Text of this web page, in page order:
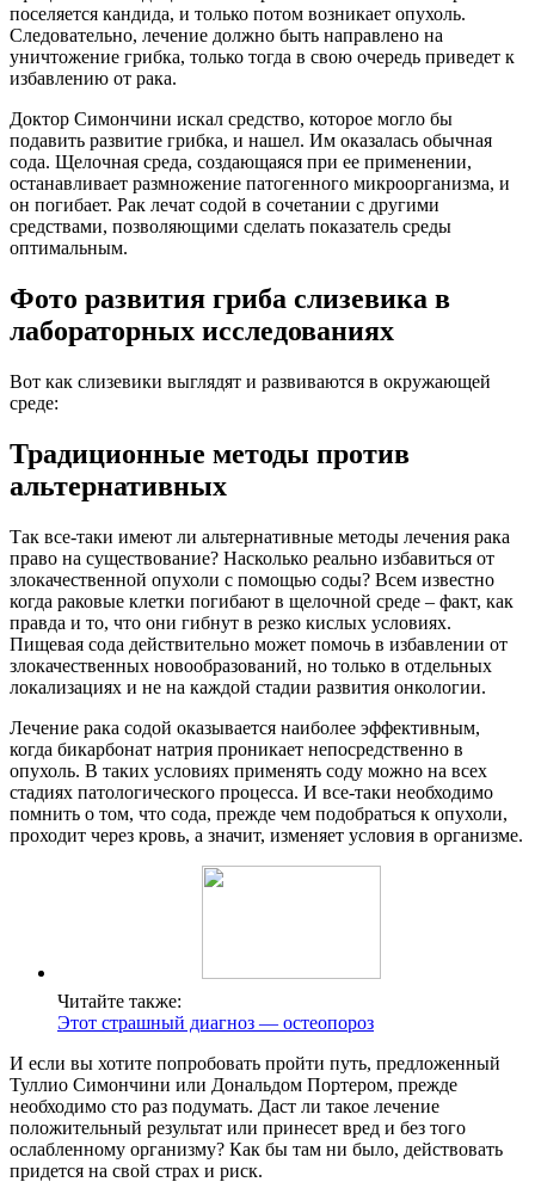
поселяется кандида, и только потом возникает опухоль.
Следовательно, лечение должно быть направлено на
уничтожение грибка, только тогда в свою очередь приведет к
избавлению от рака.
Доктор Симончини искал средство, которое могло бы
подавить развитие грибка, и нашел. Им оказалась обычная
сода. Щелочная среда, создающаяся при ее применении,
останавливает размножение патогенного микроорганизма, и
он погибает. Рак лечат содой в сочетании с другими
средствами, позволяющими сделать показатель среды
оптимальным.
Фото развития гриба слизевика в
лабораторных исследованиях
Вот как слизевики выглядят и развиваются в окружающей
среде:
Традиционные методы против
альтернативных
Так все-таки имеют ли альтернативные методы лечения рака
право на существование? Насколько реально избавиться от
злокачественной опухоли с помощью соды? Всем известно
когда раковые клетки погибают в щелочной среде – факт, как
правда и то, что они гибнут в резко кислых условиях.
Пищевая сода действительно может помочь в избавлении от
злокачественных новообразований, но только в отдельных
локализациях и не на каждой стадии развития онкологии.
Лечение рака содой оказывается наиболее эффективным,
когда бикарбонат натрия проникает непосредственно в
опухоль. В таких условиях применять соду можно на всех
стадиях патологического процесса. И все-таки необходимо
помнить о том, что сода, прежде чем подобраться к опухоли,
проходит через кровь, а значит, изменяет условия в организме.
Читайте также:
Этот страшный диагноз — остеопороз
И если вы хотите попробовать пройти путь, предложенный
Туллио Симончини или Дональдом Портером, прежде
необходимо сто раз подумать. Даст ли такое лечение
положительный результат или принесет вред и без того
ослабленному организму? Как бы там ни было, действовать
придется на свой страх и риск.